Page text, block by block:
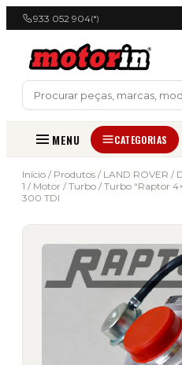
933 052 904(*)
MENU CATEGORIAS
Início / Produtos / LAND ROVER /
1 / Motor / Turbo / Turbo “Raptor
300 TDI